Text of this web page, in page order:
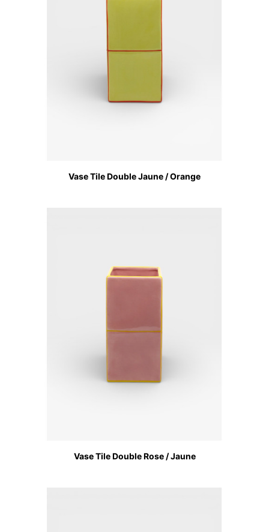
Vase Tile Double Jaune / Orange
Vase Tile Double Rose / Jaune